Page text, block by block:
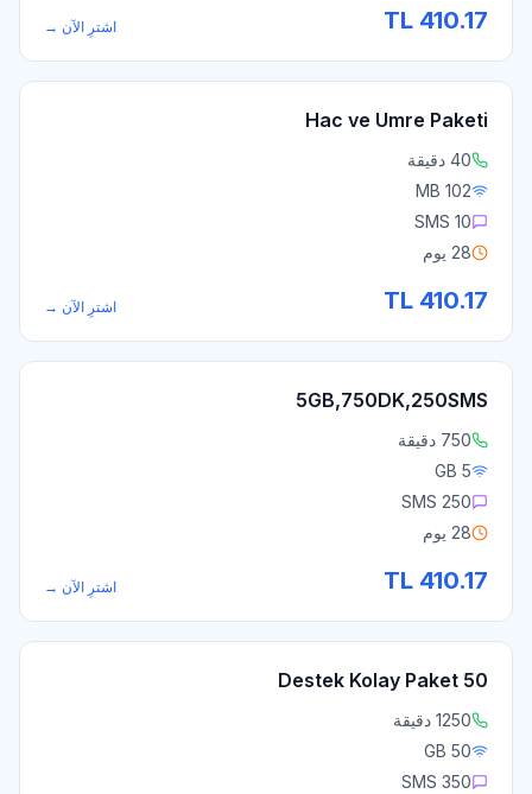
410.17 اشترِ الآن →
Hac ve Umre Paketi
40 دقيقة
102 MB
10 SMS
28 يوم
410.17 اشترِ الآن →
5GB,750DK,250SMS
750 دقيقة
5 GB
250 SMS
28 يوم
410.17 اشترِ الآن →
Destek Kolay Paket 50
1250 دقيقة
50 GB
350 SMS